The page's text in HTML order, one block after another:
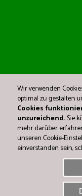
Wir verwenden
optimal zu gestalten
Cookies
unzureichend.Sie
mehr darüber
unseren Cookie-
einverstanden sein,